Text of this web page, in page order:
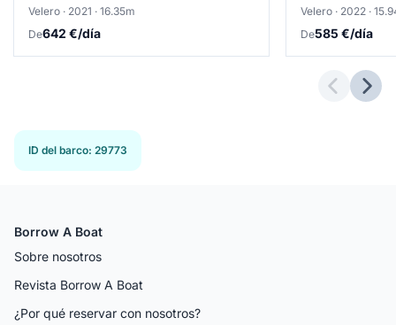
Velero · 2021 · 16.35m
De642 €/día
Velero · 2022 ·
De585 €/día
ID del barco: 29773
Borrow A Boat
Sobre nosotros
Revista Borrow A Boat
¿Por qué reservar con nosotros?